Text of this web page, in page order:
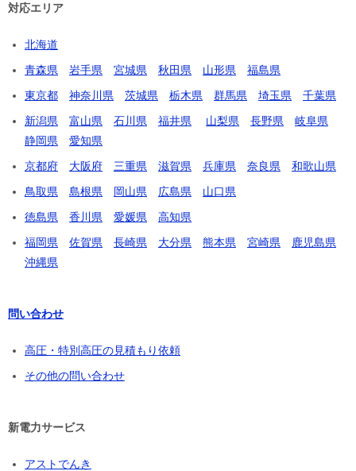
対応エリア
北海道
青森県
岩手県 宮城県 秋田県 山形県
福島県
東京都
神奈川県 茨城県 栃木県 群馬県 埼玉県
千葉県
新潟県
富山県 石川県 福井県 山梨県 長野県
岐阜県
静岡県
愛知県
京都府
大阪府 三重県 滋賀県 兵庫県 奈良県
和歌山県
鳥取県
島根県 岡山県 広島県
山口県
徳島県
香川県 愛媛県
高知県
福岡県
佐賀県 長崎県 大分県 熊本県 宮崎県
鹿児島県
沖縄県
問い合わせ
高圧・特別高圧の見積もり依頼
その他の問い合わせ
新電力サービス
アストでんき